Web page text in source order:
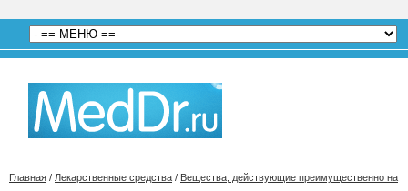
Главная / Лекарственные средства / Вещества, действующие преимущественно на